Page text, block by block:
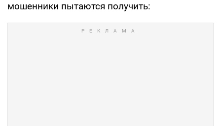
мошенники пытаются получить: